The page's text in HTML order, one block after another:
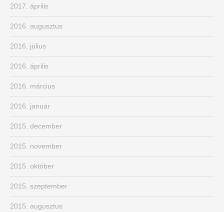
2017. április
2016. augusztus
2016. július
2016. április
2016. március
2016. január
2015. december
2015. november
2015. október
2015. szeptember
2015. augusztus